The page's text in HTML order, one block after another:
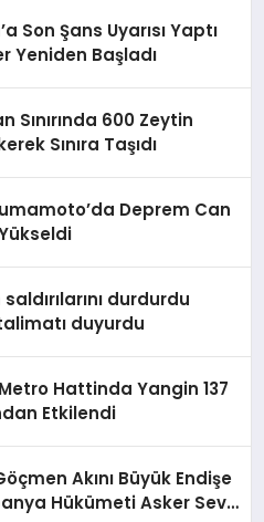
Son Şans Uyarısı Yaptı
Yeniden Başladı
Sınırında 600 Zeytin
Sınıra Taşıdı
Deprem Can
durdurdu
duyurdu
Hattinda Yangin 137
Etkilendi
Akını Büyük Endişe
Hükümeti Asker Sevk